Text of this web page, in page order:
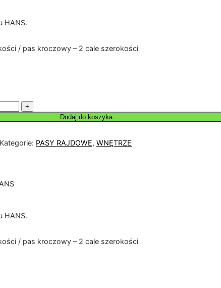
HANS.
/ pas kroczowy – 2 cale szerokości
Dodaj do koszyka
Kategorie: PASY RAJDOWE, WNĘTRZE
HANS.
/ pas kroczowy – 2 cale szerokości